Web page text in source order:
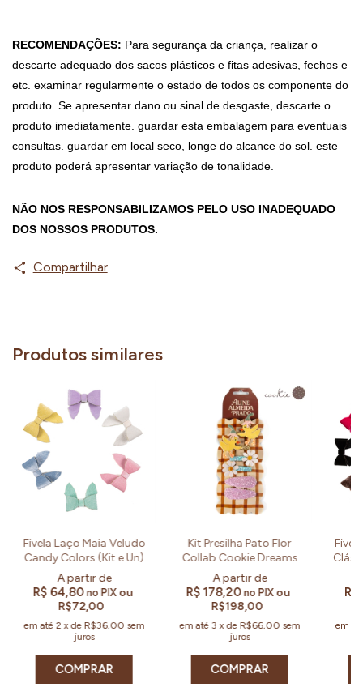
RECOMENDAÇÕES: Para segurança da criança, realizar o
descarte adequado dos sacos plásticos e fitas adesivas, fechos e
etc. examinar regularmente o estado de todos os componente do
produto. Se apresentar dano ou sinal de desgaste, descarte o
produto imediatamente. guardar esta embalagem para eventuais
consultas. guardar em local seco, longe do alcance do sol. este
produto poderá apresentar variação de tonalidade.
NÃO NOS RESPONSABILIZAMOS PELO USO INADEQUADO
DOS NOSSOS PRODUTOS.
Compartilhar
Produtos similares
Fivela Laço Maia Veludo
Candy Colors (Kit e Un)
R$ 64,80no PIX ou
R$72,00
em até 2 xde R$36,00 sem
juros
COMPRAR
Kit Presilha Pato Flor
Collab Cookie Dreams
R$ 178,20 no PIXou
R$198,00
em até 3 xde R$66,00 sem
juros
COMPRAR
em